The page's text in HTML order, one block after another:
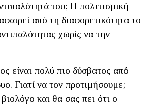
του; Η πολιτισμική
από τη διαφορετικότητα το
χωρίς να την
είναι πολύ πιο δύσβατος από
Γιατί να τον προτιμήσουμε;
και θα σας πει ότι ο